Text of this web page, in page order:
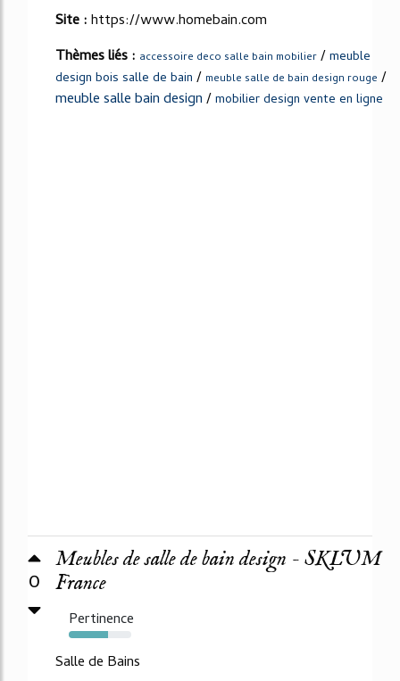
Site :https://www.homebain.com
Thèmes liés : accessoire deco salle bain mobilier /meuble
design bois salle de bain / meuble salle de bain design rouge /
meuble salle bain design/mobilier design vente en ligne
0
Meubles de salle de bain design - SKLUM
France
Pertinence
63%
Salle de Bains